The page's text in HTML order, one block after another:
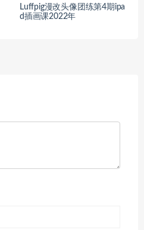
Luffpig漫改头像团练第4期ipa
d插画课2022年